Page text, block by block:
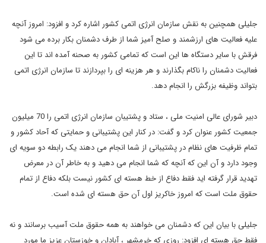
جلیلی همچنین به نقش سازمان انرژی اتمی کشور اشاره کرد و افزود: امروز آنچه
علیه فعالیت های ارزشمند و صلح آمیز شما از طرف دشمنان بکار برده می شود
فرقش با سایر دستگاه ها این است که تمامی کشور به صحنه آمده اند تا این
فعالیت دشمنان را ناکام بگذارند و هر هزینه ای را بپردازند تا سازمان انرژی اتمی
بتواند وظیفه بزرگش را انجام دهد.
دبیر شورای عالی امنیت ملی ، ستاد و پشتیبان سازمان انرژی اتمی را 70 میلیون
جمعیت کشور عنوان کرد و گفت: در کنار این پشتیبانی و حمایتی که آحاد کشور و
تمام ظرفیت های نظام در پشتیبانی از شما انجام می دهند یک رابطه دو سویه ای
وجود دارد و آن این که آنچه که شما انجام می دهید و به خاطر آن در معرض
تهدید قرار گرفته اید فقط دفاع از خط هسته ای کشور نیست بلکه دفاع از تمام
حقوق ملت است که امروز خاکریز اول آن حق هسته ای شده است.
جلیلی با بیان این که دشمنان می خواهند به همه حقوق ملت آسیب برسانند و نه
فقط حق هسته ای افزود: روزی که خرمشهر ، آبادان و خوزستان عزیز ما مورد